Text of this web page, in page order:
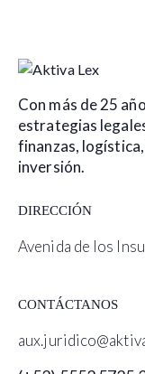
Con más de 25
estrategias
finanzas,
inversión.
DIRECCIÓN
Avenida de los
CONTÁCTANOS